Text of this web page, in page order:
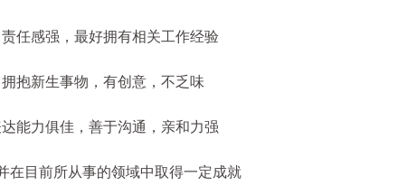
感强，最好拥有相关工作经验
新生事物，有创意，不乏味
力俱佳，善于沟通，亲和力强
目前所从事的领域中取得一定成就